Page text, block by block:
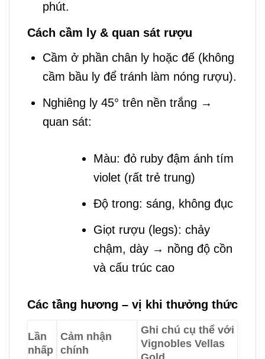
phút.
Cách cầm ly & quan sát rượu
Cầm ở phần chân ly hoặc đế (không
cầm bầu ly để tránh làm nóng rượu).
Nghiêng ly 45° trên nền trắng →
quan sát:
Màu: đỏ ruby đậm ánh tím
violet (rất trẻ trung)
Độ trong: sáng, không đục
Giọt rượu (legs): chảy
chậm, dày → nồng độ cồn
và cấu trúc cao
Các tầng hương – vị khi thưởng thức
Lần
nhấp
Cảm nhận
chính
Ghi chú cụ thể với
Vignobles Vellas